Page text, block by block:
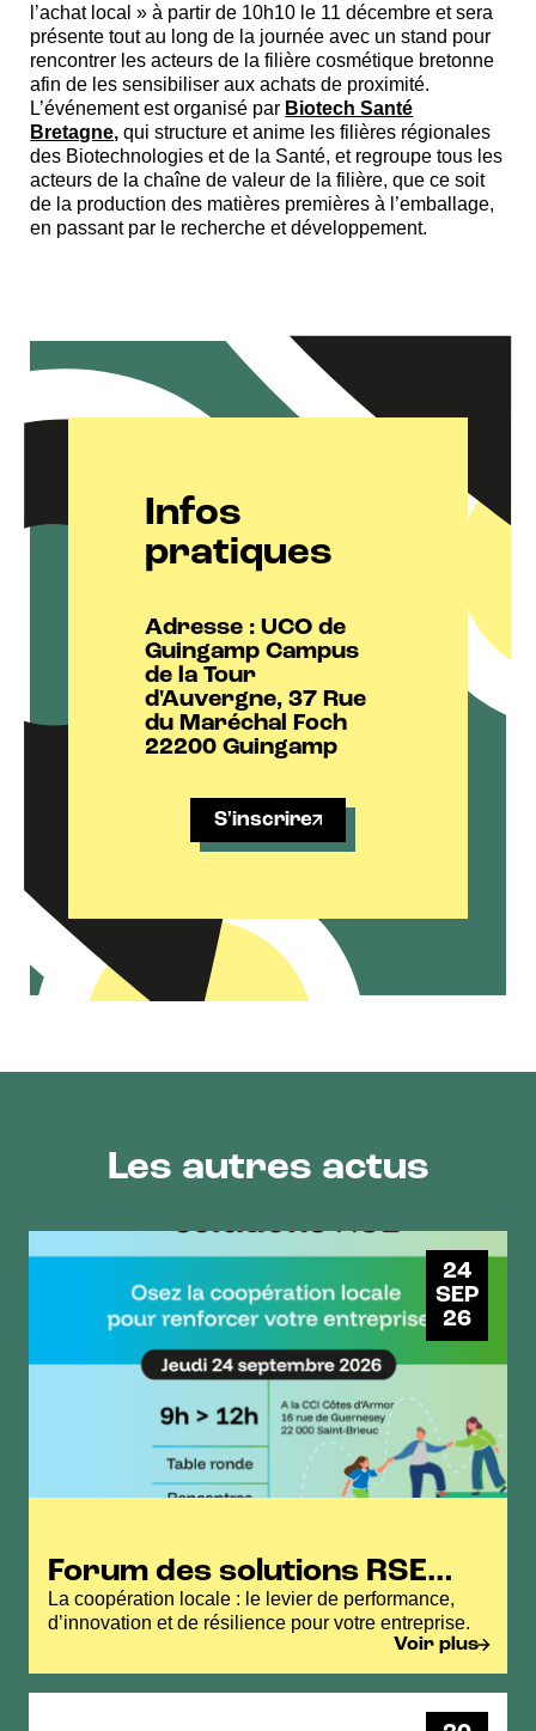
l’achat local » à partir de 10h10 le 11 décembre et sera
présente tout au long de la journée avec un stand pour
rencontrer les acteurs de la filière cosmétique bretonne
afin de les sensibiliser aux achats de proximité.
L’événement est organisé par Biotech Santé
Bretagne, qui structure et anime les filières régionales
des Biotechnologies et de la Santé, et regroupe tous les
acteurs de la chaîne de valeur de la filière, que ce soit
de la production des matières premières à l’emballage,
en passant par le recherche et développement.
Infos
pratiques
Adresse : UCO de
Guingamp Campus
de la Tour
d'Auvergne, 37 Rue
du Maréchal Foch
22200 Guingamp
S'inscrire
Les autres actus
Forum des solutions RSE
des Côtes d’Armor
La coopération locale : le levier de performance,
d’innovation et de résilience pour votre entreprise.
Voir plus
24
SEP
26